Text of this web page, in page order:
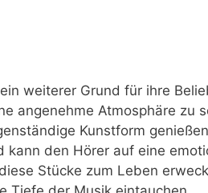
weiterer Grund für ihre
angenehme Atmosphäre zu
Kunstform
den Hörer auf eine
Stücke zum Leben